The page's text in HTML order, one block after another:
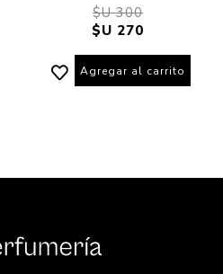
$U 300
$U 270
Agregar al carrito